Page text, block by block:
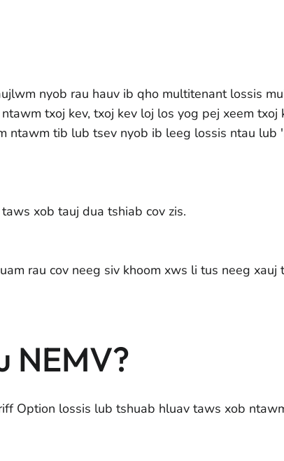
nyob rau hauv ib qho multitenant lossis
txoj kev, txoj kev loj los yog pej xeem
ntawm tib lub tsev nyob ib leeg lossis ntau lub
xob tauj dua tshiab cov zis.
rau cov neeg siv khoom xws li tus neeg xauj
NEMV?
Option lossis lub tshuab hluav taws xob